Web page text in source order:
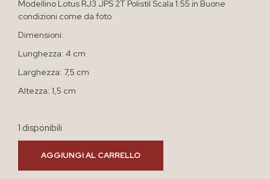
Modellino Lotus RJ3 JPS 2T Polistil Scala 1:55 in Buone
condizioni come da foto
Dimensioni:
Lunghezza: 4 cm
Larghezza: 7,5 cm
Altezza: 1,5 cm
1 disponibili
AGGIUNGI AL CARRELLO